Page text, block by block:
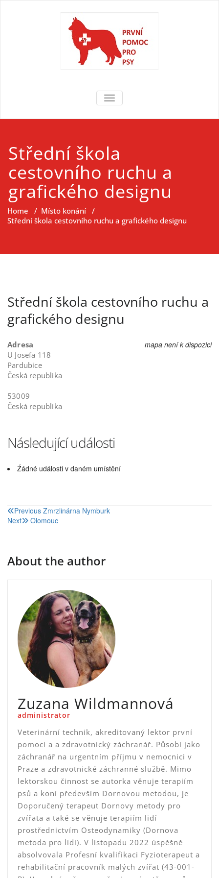
První pomoc
pro psy
První pomoc pro psy
TOGGLE NAVIGATION
Střední škola
cestovního ruchu a
grafického designu
Home / Místo konání /
Střední škola cestovního ruchu a grafického designu
Střední škola cestovního ruchu a
grafického designu
mapa není k dispozici
Adresa
U Josefa 118
Pardubice
Česká republika
53009
Česká republika
Následující události
Źádné události v daném umístění
Navigace
pro
Previous Zmrzlinárna Nymburk
Next
Olomouc
About the author
Zuzana Wildmannová
administrator
Veterinární technik, akreditovaný lektor první
pomoci a a zdravotnický záchranář. Působí jako
záchranář na urgentním příjmu v nemocnici v
Praze a zdravotnické záchranné službě. Mimo
lektorskou činnost se autorka věnuje terapiím
psů a koní především Dornovou metodou, je
Doporučený terapeut Dornovy metody pro
zvířata a také se věnuje terapiím lidí
prostřednictvím Osteodynamiky (Dornova
metoda pro lidi). V listopadu 2022 úspěšně
absolvovala Profesní kvalifikaci Fyzioterapeut a
rehabilitační pracovník malých zvířat (43-001-